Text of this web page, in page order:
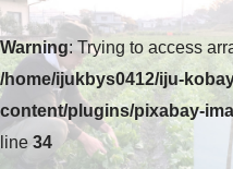
Warning: Trying to access
/home/ijukbys0412/iju-
content/plugins/pixabay-
line 34